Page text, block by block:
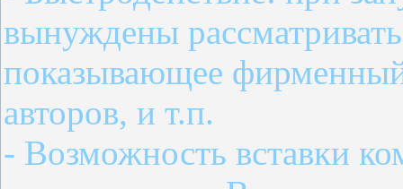
вынуждены
показывающее
авторов, и т.п.
- Возможность вставки